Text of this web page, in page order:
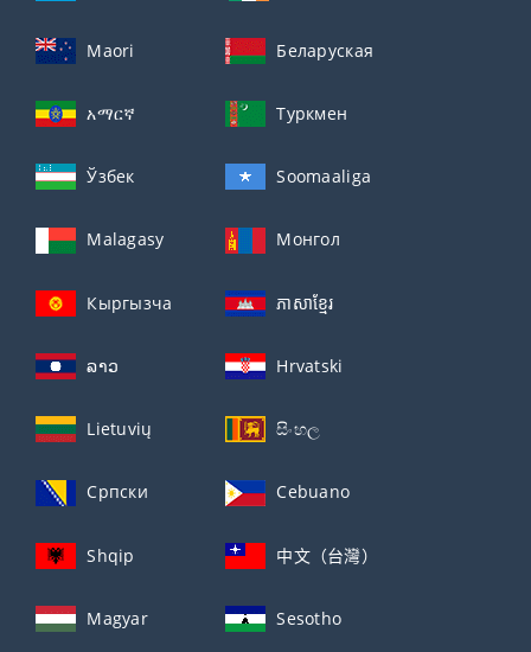
Maori Беларуская
አማርኛ Туркмен
Ўзбек Soomaaliga
Malagasy Монгол
Кыргызча ភាសាខ្មែរ
ລາວ Hrvatski
Lietuvių සිංහල
Српски Cebuano
Shqip 中文（台灣）
Magyar Sesotho